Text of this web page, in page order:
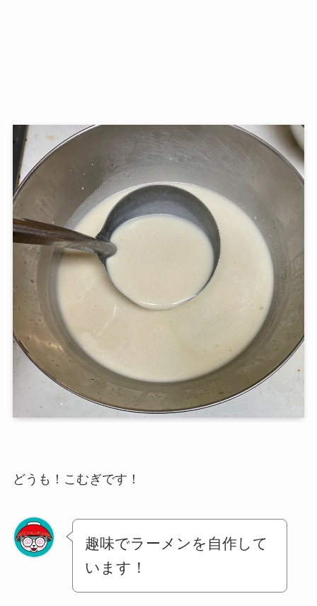
どうも！こむぎです！
趣味でラーメンを自作して
います！